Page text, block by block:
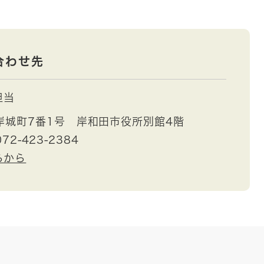
わせ先
当
城町7番1号 岸和田市役所別館4階
423-2384
から